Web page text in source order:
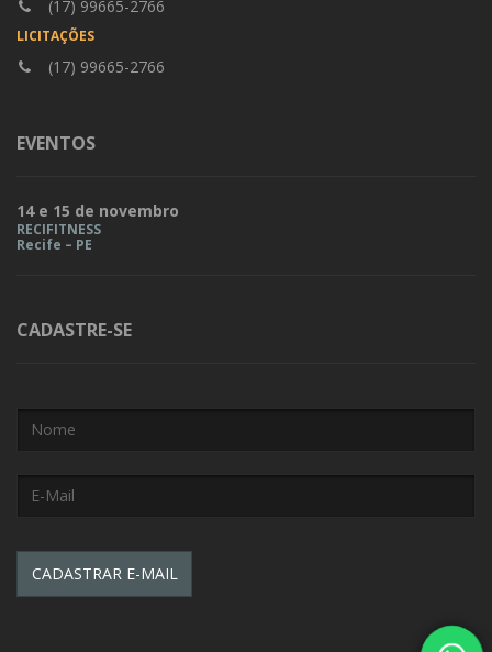
(17) 99665-2766
LICITAÇÕES
(17) 99665-2766
EVENTOS
14 e 15 de novembro
RECIFITNESS
Recife – PE
CADASTRE-SE